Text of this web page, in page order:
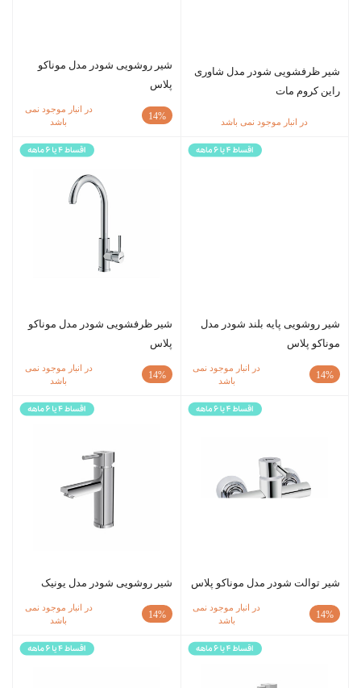
شیر ظرفشویی شودر مدل شاوری
راین کروم مات
در انبار موجود نمی باشد
شیر روشویی شودر مدل موناکو
پلاس
14%
در انبار موجود نمی
باشد
شیر روشویی پایه بلند شودر مدل
موناکو پلاس
14%
در انبار موجود نمی
باشد
شیر ظرفشویی شودر مدل موناکو
پلاس
14%
در انبار موجود نمی
باشد
شیر توالت شودر مدل موناکو پلاس
14%
در انبار موجود نمی
باشد
شیر روشویی شودر مدل یونیک
14%
در انبار موجود نمی
باشد